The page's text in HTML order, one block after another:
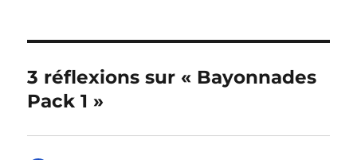
3 réflexions sur « Bayonnades
Pack 1 »